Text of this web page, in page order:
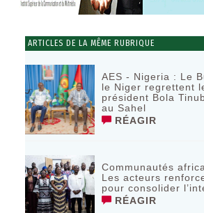
ARTICLES DE LA MÊME RUBRIQUE
AES - Nigeria : Le
le Niger regrettent
président Bola
au Sahel
RÉAGIR
Communautés
Les acteurs
pour consolider
RÉAGIR